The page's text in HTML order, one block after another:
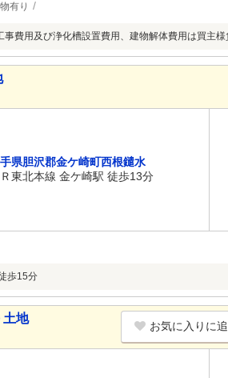
有り
費用及び浄化槽設置費用、建物解体費用は買主様
県胆沢郡金ケ崎町西根鑓水
Ｒ東北本線 金ケ崎駅 徒歩13分
歩15分
土地
お気に入りに